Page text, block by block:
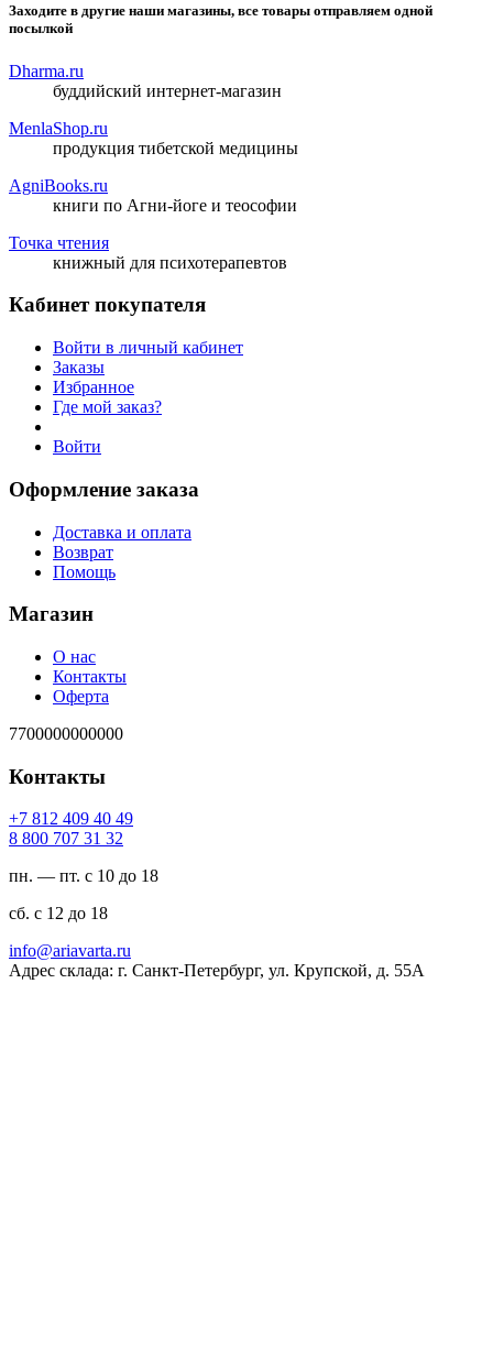
Заходите в другие наши магазины, все товары отправляем одной
посылкой
Dharma.ru
буддийский интернет-магазин
MenlaShop.ru
продукция тибетской медицины
AgniBooks.ru
книги по Агни-йоге и теософии
Точка чтения
книжный для психотерапевтов
Кабинет покупателя
Войти в личный кабинет
Заказы
Избранное
Где мой заказ?
Войти
Оформление заказа
Доставка и оплата
Возврат
Помощь
Магазин
О нас
Контакты
Оферта
7700000000000
Контакты
94 04 904 218 7+
23 13 707 008 8
пн. — пт. с 10 до 18
сб. с 12 до 18
ur.atravaira@ofni
Адрес склада: г. Санкт-Петербург, ул. Крупской, д. 55А